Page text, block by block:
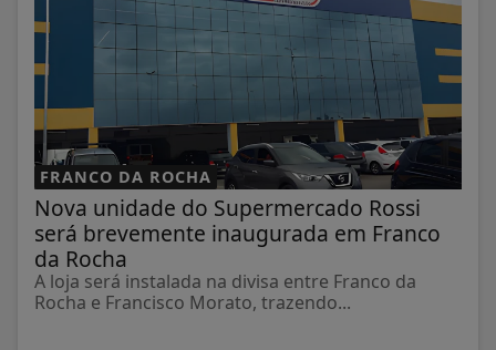
FRANCO DA ROCHA
Nova unidade do Supermercado Rossi
será brevemente inaugurada em Franco
da Rocha
A loja será instalada na divisa entre Franco da
Rocha e Francisco Morato, trazendo...